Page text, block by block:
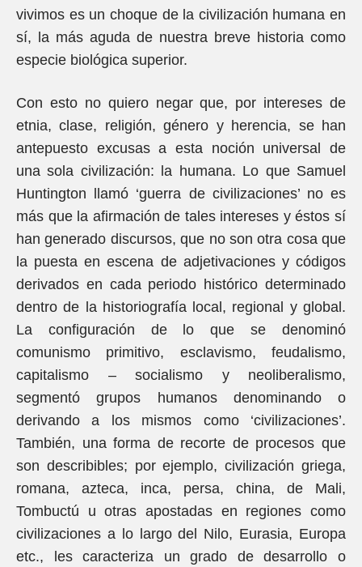
vivimos es un choque de la civilización humana en
sí, la más aguda de nuestra breve historia como
especie biológica superior.
Con esto no quiero negar que, por intereses de
etnia, clase, religión, género y herencia, se han
antepuesto excusas a esta noción universal de
una sola civilización: la humana. Lo que Samuel
Huntington llamó ‘guerra de civilizaciones’ no es
más que la afirmación de tales intereses y éstos sí
han generado discursos, que no son otra cosa que
la puesta en escena de adjetivaciones y códigos
derivados en cada periodo histórico determinado
dentro de la historiografía local, regional y global.
La configuración de lo que se denominó
comunismo primitivo, esclavismo, feudalismo,
capitalismo – socialismo y neoliberalismo,
segmentó grupos humanos denominando o
derivando a los mismos como ‘civilizaciones’.
También, una forma de recorte de procesos que
son describibles; por ejemplo, civilización griega,
romana, azteca, inca, persa, china, de Mali,
Tombuctú u otras apostadas en regiones como
civilizaciones a lo largo del Nilo, Eurasia, Europa
etc., les caracteriza un grado de desarrollo o